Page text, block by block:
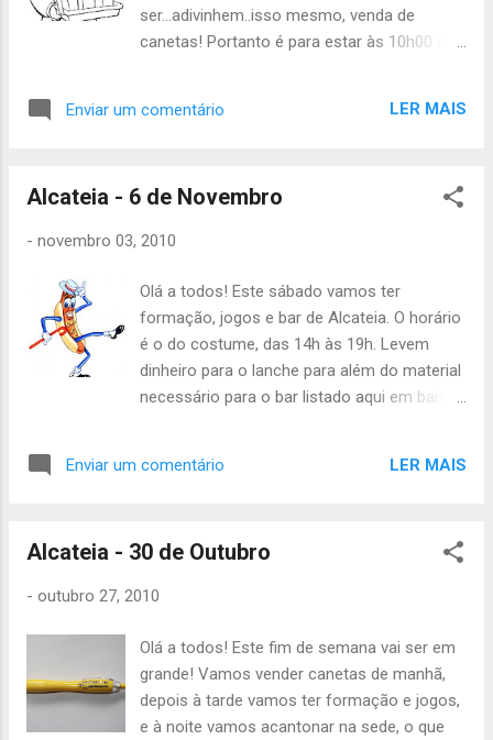
ser...adivinhem..isso mesmo, venda de
canetas! Portanto é para estar às 10h00 na
Enviar um comentário LER MAIS
Alcateia - 6 de Novembro
- novembro 03, 2010
Olá a todos! Este sábado vamos ter
formação, jogos e bar de Alcateia. O horário
é o do costume, das 14h às 19h. Levem
dinheiro para o lanche para além do material
necessário para o bar listado aqui em baixo!
gelatina, 1 lata de 8 salsichas Morcego: 1
Chinchila: 1 lata de 8 salsichas, 1 pacote de
Coelho: 1 sumo, 1 lata de 8 salsichas, 20
bolo, 1 lata de 8 salsichas Escorpião: 1 lata
de 8 salsichas, 1 pacote de pão de forma
Enviar um comentário LER MAIS
Alcateia - 30 de Outubro
- outubro 27, 2010
Olá a todos! Este fim de semana vai ser em
grande! Vamos vender canetas de manhã,
depois à tarde vamos ter formação e jogos,
e à noite vamos acantonar na sede, o que